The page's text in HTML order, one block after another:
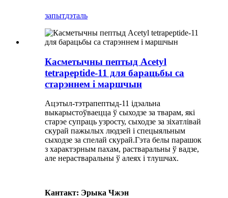
запытдэталь
Касметычны пептыд Acetyl
tetrapeptide-11 для барацьбы са
старэннем і маршчын
Ацэтыл-тэтрапептыд-11 ідэальна
выкарыстоўваецца ў сыходзе за тварам, які
старэе супраць узросту, сыходзе за зіхатлівай
скурай пажылых людзей і спецыяльным
сыходзе за спелай скурай.Гэта белы парашок
з характэрным пахам, растваральны ў вадзе,
але нерастваральны ў алеях і тлушчах.
Кантакт: Эрыка Чжэн